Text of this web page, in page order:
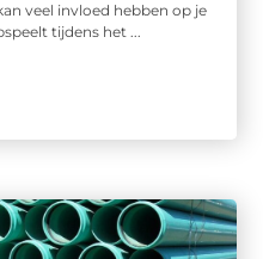
veel invloed hebben op je
tijdens het ...